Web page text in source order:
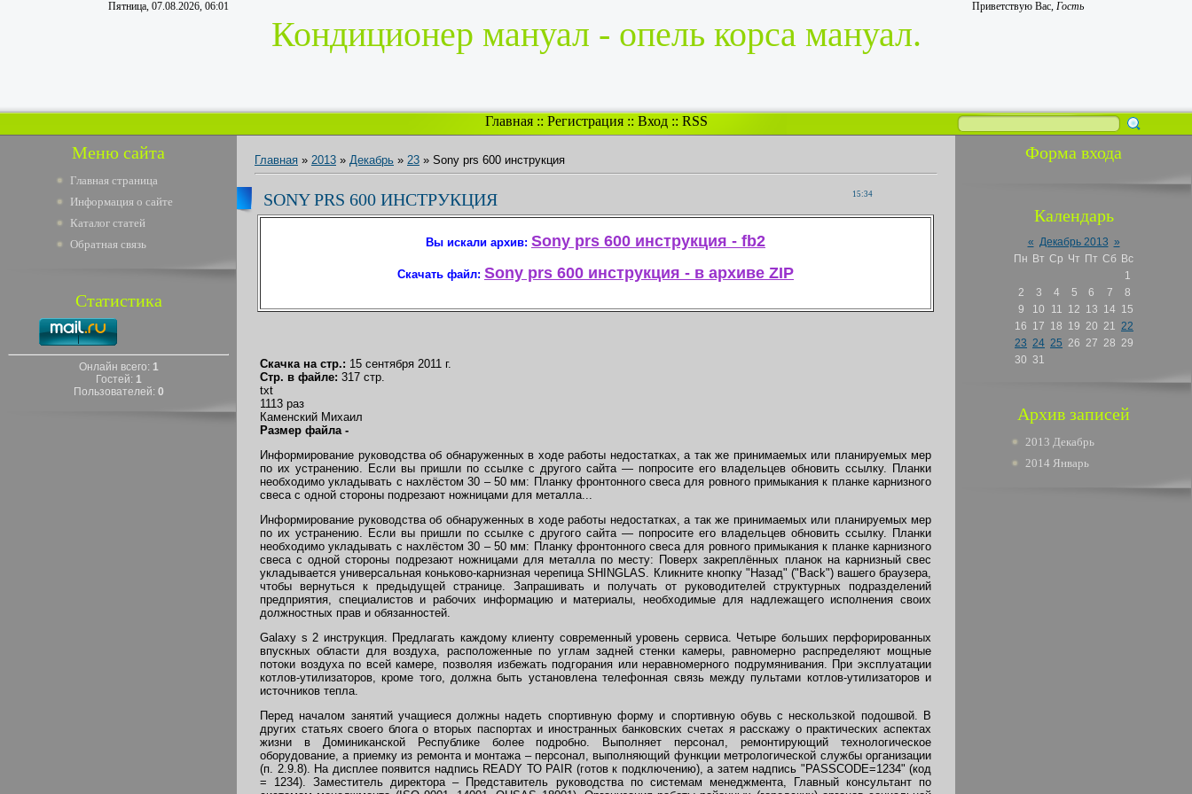
Пятница, 07.08.2026, 06:01 Приветствую Вас, Гость
Кондиционер мануал - опель корса мануал.
Главная:: Регистрация:: Вход:: RSS
Меню сайта
Главная страница
Информация о сайте
Каталог статей
Обратная связь
Статистика
Онлайн всего: 1
Гостей: 1
Пользователей: 0
Главная » 2013 » Декабрь » 23 » Sony prs 600 инструкция
15:34
SONY PRS 600 ИНСТРУКЦИЯ
Вы искали архив: Sony prs 600 инструкция - fb2
Скачать файл: Sony prs 600 инструкция - в архиве ZIP
Скачка на стр.: 15 сентября 2011 г.
Стр. в файле: 317 стр.
txt
1113 раз
Каменский Михаил
Размер файла -
Информирование руководства об обнаруженных в ходе работы недостатках, а так же принимаемых или планируемых мер
по их устранению. Если вы пришли по ссылке с другого сайта — попросите его владельцев обновить ссылку. Планки
необходимо укладывать с нахлёстом 30 – 50 мм: Планку фронтонного свеса для ровного примыкания к планке карнизного
свеса с одной стороны подрезают ножницами для металла...
Информирование руководства об обнаруженных в ходе работы недостатках, а так же принимаемых или планируемых мер
по их устранению. Если вы пришли по ссылке с другого сайта — попросите его владельцев обновить ссылку. Планки
необходимо укладывать с нахлёстом 30 – 50 мм: Планку фронтонного свеса для ровного примыкания к планке карнизного
свеса с одной стороны подрезают ножницами для металла по месту: Поверх закреплённых планок на карнизный свес
укладывается универсальная коньково-карнизная черепица SHINGLAS. Кликните кнопку "Назад" ("Back") вашего браузера,
чтобы вернуться к предыдущей странице. Запрашивать и получать от руководителей структурных подразделений
предприятия, специалистов и рабочих информацию и материалы, необходимые для надлежащего исполнения своих
должностных прав и обязанностей.
Galaxy s 2 инструкция. Предлагать каждому клиенту современный уровень сервиса. Четыре больших перфорированных
впускных области для воздуха, расположенные по углам задней стенки камеры, равномерно распределяют мощные
потоки воздуха по всей камере, позволяя избежать подгорания или неравномерного подрумянивания. При эксплуатации
котлов-утилизаторов, кроме того, должна быть установлена телефонная связь между пультами котлов-утилизаторов и
источников тепла.
Перед началом занятий учащиеся должны надеть спортивную форму и спортивную обувь с нескользкой подошвой. В
других статьях своего блога о вторых паспортах и иностранных банковских счетах я расскажу о практических аспектах
жизни в Доминиканской Республике более подробно. Выполняет персонал, ремонтирующий технологическое
оборудование, а приемку из ремонта и монтажа – персонал, выполняющий функции метрологической службы организации
(п. 2.9.8). На дисплее появится надпись READY ТО PAIR (готов к подключению), а затем надпись "PASSCODE=1234" (код
= 1234). Заместитель директора – Представитель руководства по системам менеджмента, Главный консультант по
Форма входа
Календарь
« Декабрь 2013 »
Пн Вт Ср Чт Пт Сб Вс
1
2
3 4 5 6 7
8
9
10 11 12 13 14 15
16 17 18 19 20 21 22
23 24 25 26 27 28 29
30 31
Архив записей
2013 Декабрь
2014 Январь